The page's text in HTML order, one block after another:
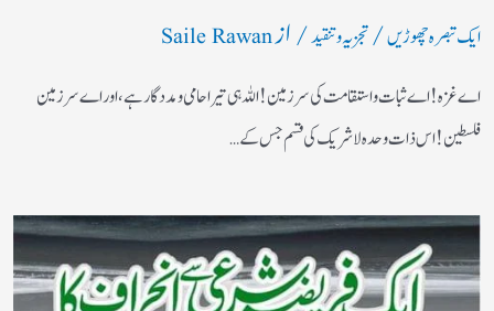
ایک تبصرہ چھوڑیں/تجزیہ و تنقید/ ازSaile Rawan
اے غزہ! اے ثبات واستقامت کی سرزمین! اللہ ہی تیرا حامی ومددگار ہے، اور اے سرزمین
فلسطین! اس ذات وحدہ لاشریک کی قسم جس کے…